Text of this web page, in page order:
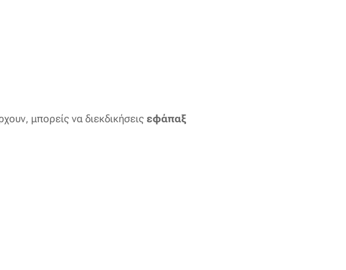
μπορείς να διεκδικήσεις εφάπαξ